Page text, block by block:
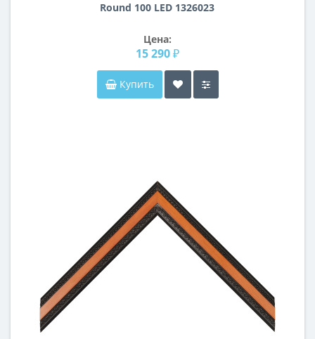
Round 100 LED 1326023
Цена:
15 290 ₽
Купить